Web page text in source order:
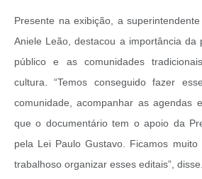
Presente na exibição, a
Aniele Leão, destacou a importância da
público e as comunidades
cultura. “Temos conseguido fazer
comunidade, acompanhar as agendas
que o documentário tem o apoio da
pela Lei Paulo Gustavo. Ficamos
trabalhoso organizar esses editais”, disse.